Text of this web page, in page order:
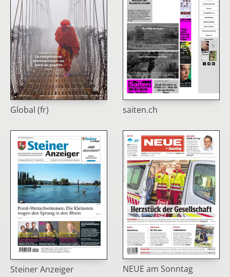
Global (fr) saiten.ch
Steiner Anzeiger NEUE am Sonntag